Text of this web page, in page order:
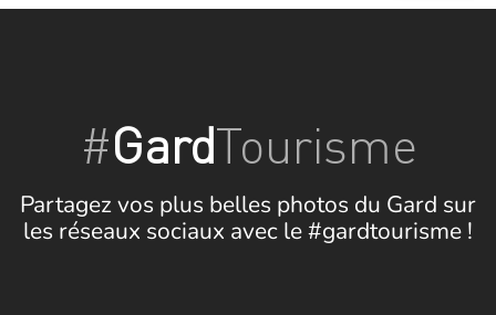
#GardTourisme
Partagez vos plus belles photos du Gard sur
les réseaux sociaux avec le #gardtourisme !